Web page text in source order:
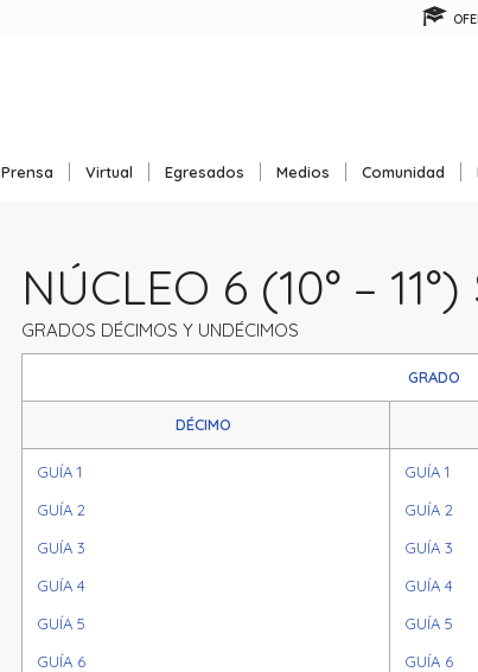
Prensa Virtual Egresados Medios Comunidad
NÚCLEO 6 (10° –
GRADOS DÉCIMOS Y UNDÉCIMOS
GRADO
DÉCIMO
GUÍA 1
GUÍA 2
GUÍA 3
GUÍA 4
GUÍA 5
GUÍA 6
GUÍA 1
GUÍA 2
GUÍA 3
GUÍA 4
GUÍA 5
GUÍA 6